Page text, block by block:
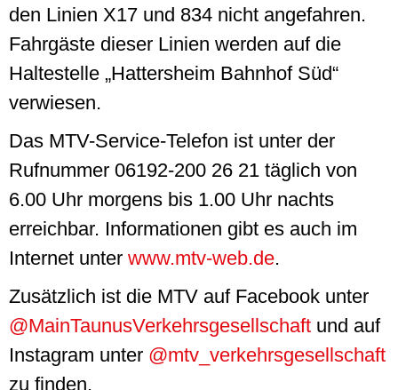
den Linien X17 und 834 nicht angefahren.
Fahrgäste dieser Linien werden auf die
Haltestelle „Hattersheim Bahnhof Süd“
verwiesen.
Das MTV-Service-Telefon ist unter der
Rufnummer 06192-200 26 21 täglich von
6.00 Uhr morgens bis 1.00 Uhr nachts
erreichbar. Informationen gibt es auch im
Internet unter www.mtv-web.de.
Zusätzlich ist die MTV aufFacebook unter
@MainTaunusVerkehrsgesellschaft und auf
Instagram unter @mtv_verkehrsgesellschaft
zu finden.